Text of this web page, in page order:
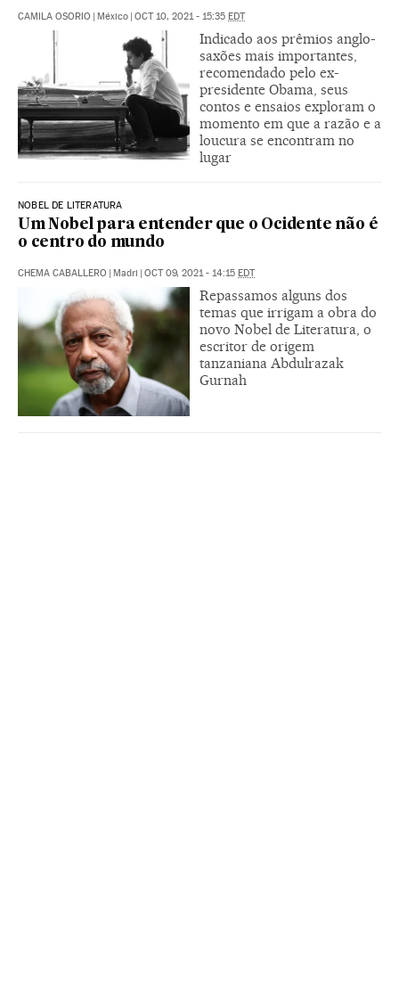
CAMILA OSORIO | México | OCT 10, 2021 - 15:35 EDT
Indicado aos prêmios anglo-
saxões mais importantes,
recomendado pelo ex-
presidente Obama, seus
contos e ensaios exploram o
momento em que a razão e a
loucura se encontram no
lugar
NOBEL DE LITERATURA
Um Nobel para entender que o Ocidente não é
o centro do mundo
CHEMA CABALLERO | Madri | OCT 09, 2021 - 14:15 EDT
Repassamos alguns dos
temas que irrigam a obra do
novo Nobel de Literatura, o
escritor de origem
tanzaniana Abdulrazak
Gurnah